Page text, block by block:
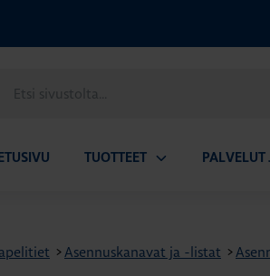
sivustolta
ETUSIVU TUOTTEET PALVELUT
>Asennuskanavat ja -listat >